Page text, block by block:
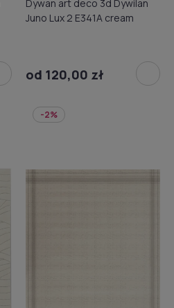
Dywan art deco 3d Dywilan
Juno Lux 2 E341A cream
od 120,00 zł
-2%